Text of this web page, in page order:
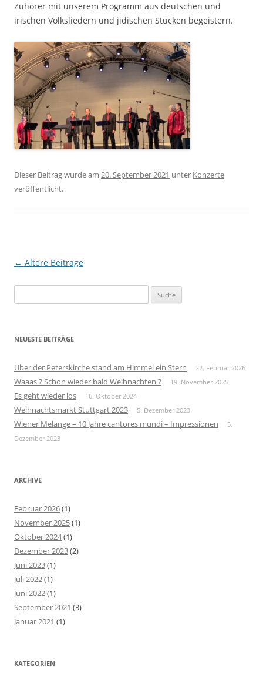
Zuhörer mit unserem Programm aus deutschen und
irischen Volksliedern und jidischen Stücken begeistern.
Dieser Beitrag wurde am 20. September 2021 unter Konzerte
veröffentlicht.
Beitrags-
← Ältere Beiträge
nach:
NEUESTE BEITRÄGE
Über der Peterskirche stand am Himmel ein Stern 22. Februar 2026
Waaas ? Schon wieder bald Weihnachten ? 19. November 2025
Es geht wieder los 16. Oktober 2024
Weihnachtsmarkt Stuttgart 2023 5. Dezember 2023
Wiener Melange – 10 Jahre cantores mundi – Impressionen
5.
Dezember 2023
ARCHIVE
Februar 2026(1)
November 2025(1)
Oktober 2024(1)
Dezember 2023(2)
Juni 2023(1)
Juli 2022(1)
Juni 2022(1)
September 2021 (3)
Januar 2021 (1)
KATEGORIEN